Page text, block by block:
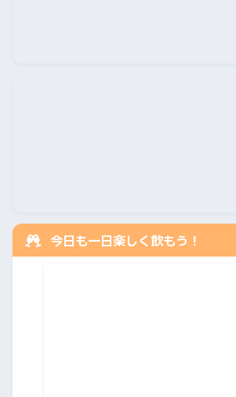
今日も一日楽しく飲もう！